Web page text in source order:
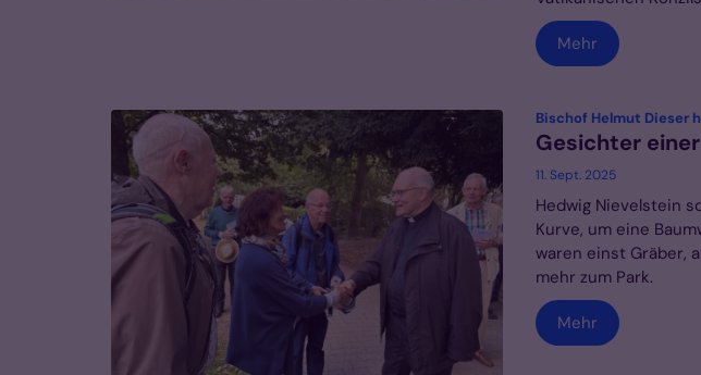
Mehr
Bischof Helmut Dieser
Gesichter
11. Sept. 2025
Hedwig Nievelstein
Kurve, um eine
waren einst Gräber,
mehr zum Park.
Mehr